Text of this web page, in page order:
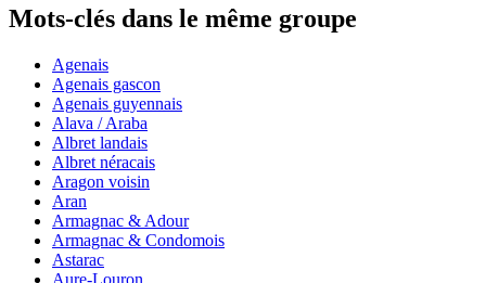
Mots-clés dans le même groupe
Agenais
Agenais gascon
Agenais guyennais
Alava / Araba
Albret landais
Albret néracais
Aragon voisin
Aran
Armagnac & Adour
Armagnac & Condomois
Astarac
Aure-Louron